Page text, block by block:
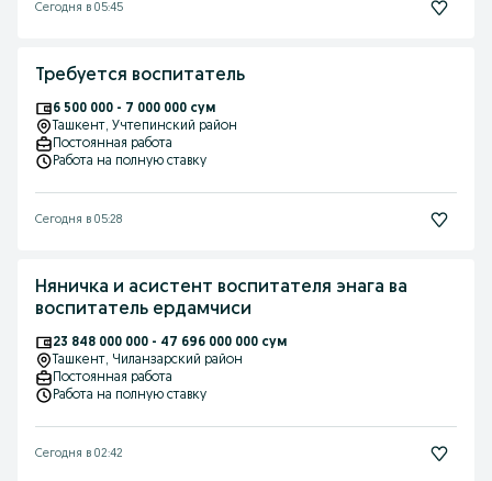
Сегодня в 05:45
Требуется воспитатель
6 500 000 - 7 000 000 сум
Ташкент, Учтепинский район
Постоянная работа
Работа на полную ставку
Сегодня в 05:28
Няничка и асистент воспитателя энага ва
воспитатель ердамчиси
23 848 000 000 - 47 696 000 000 сум
Ташкент, Чиланзарский район
Постоянная работа
Работа на полную ставку
Сегодня в 02:42